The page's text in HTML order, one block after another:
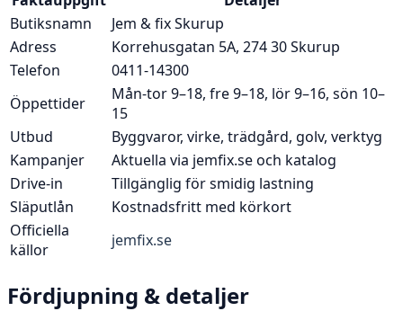
Butiksnamn
Jem & fix Skurup
Adress
Korrehusgatan 5A, 274 30 Skurup
Telefon
0411-14300
Öppettider
Mån-tor 9–18, fre 9–18, lör 9–16, sön 10–
15
Utbud
Byggvaror, virke, trädgård, golv, verktyg
Kampanjer
Aktuella via jemfix.se och katalog
Drive-in
Tillgänglig för smidig lastning
Släputlån
Kostnadsfritt med körkort
Officiella
källor
jemfix.se
Fördjupning & detaljer